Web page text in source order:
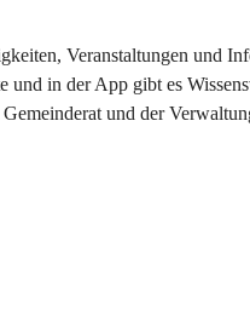
Veranstaltungen und
in der App gibt es
und der